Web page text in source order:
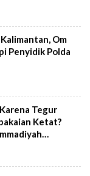
Om
Penyidik Polda
Tegur
Ketat?